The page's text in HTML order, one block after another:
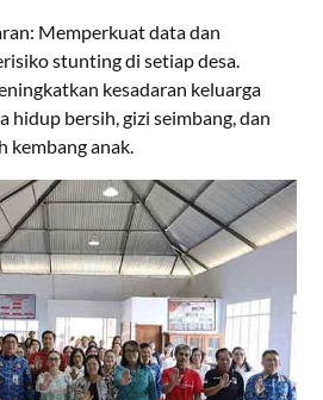
Memperkuat data dan
stunting di setiap desa.
kesadaran keluarga
hidup bersih, gizi seimbang, dan
kembang anak.